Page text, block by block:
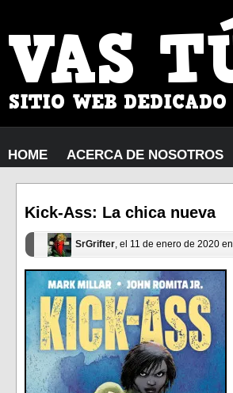
HOME ACERCA DE NOSOTROS
Kick-Ass: La chica nueva
SrGrifter, el 11 de enero de 2020 en